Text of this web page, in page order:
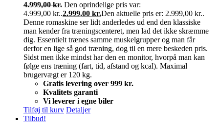
4.999,00kr. Den oprindelige pris var:
4.999,00 kr..2.999,00 kr.Den aktuelle pris er: 2.999,00 kr..
Denne romaskine ser lidt anderledes ud end den klassiske
man kender fra træningscenteret, men lad det ikke skræmme
dig. Essentielt trænes samme muskelgrupper og man får
derfor en lige så god træning, dog til en mere beskeden pris.
Sidst men ikke mindst har den en monitor, hvorpå man kan
følge ens træning (fart, tid, afstand og kcal). Maximal
brugervægt er 120 kg.
Gratis levering over 999 kr.
Kvalitets garanti
Vi leverer i egne biler
Tilføj til kurv Detaljer
Tilbud!